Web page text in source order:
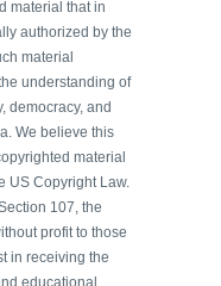
material that in
authorized by the
material
understanding of
democracy, and
We believe this
material
US Copyright Law.
107, the
profit to those
in receiving the
educational